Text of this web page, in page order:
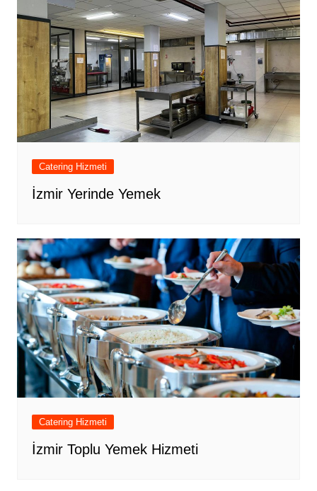
Catering Hizmeti
İzmir Yerinde Yemek
Catering Hizmeti
İzmir Toplu Yemek Hizmeti